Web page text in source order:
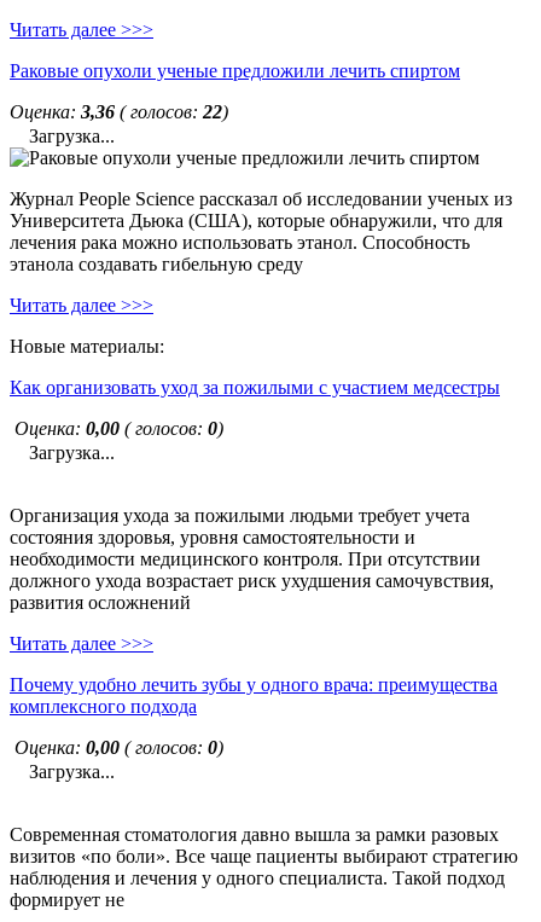
Читать далее >>>
Раковые опухоли ученые предложили лечить спиртом
Оценка: 3,36 ( голосов: 22)
Загрузка...
Журнал People Science рассказал об исследовании ученых из
Университета Дьюка (США), которые обнаружили, что для
лечения рака можно использовать этанол. Способность
этанола создавать гибельную среду
Читать далее >>>
Новые материалы:
Как организовать уход за пожилыми с участием медсестры
Оценка: 0,00 ( голосов: 0)
Загрузка...
Организация ухода за пожилыми людьми требует учета
состояния здоровья, уровня самостоятельности и
необходимости медицинского контроля. При отсутствии
должного ухода возрастает риск ухудшения самочувствия,
развития осложнений
Читать далее >>>
Почему удобно лечить зубы у одного врача: преимущества
комплексного подхода
Оценка: 0,00 ( голосов: 0)
Загрузка...
Современная стоматология давно вышла за рамки разовых
визитов «по боли». Все чаще пациенты выбирают стратегию
наблюдения и лечения у одного специалиста. Такой подход
формирует не